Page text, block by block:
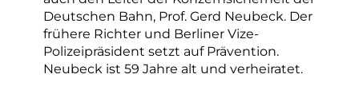
Deutschen Bahn, Prof. Gerd Neubeck. Der
frühere Richter und Berliner Vize-
Polizeipräsident setzt auf Prävention.
Neubeck ist 59 Jahre alt und verheiratet.